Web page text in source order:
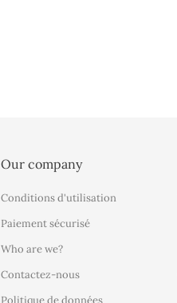
Our company
Conditions d'utilisation
Paiement sécurisé
Who are we?
Contactez-nous
Politique de données